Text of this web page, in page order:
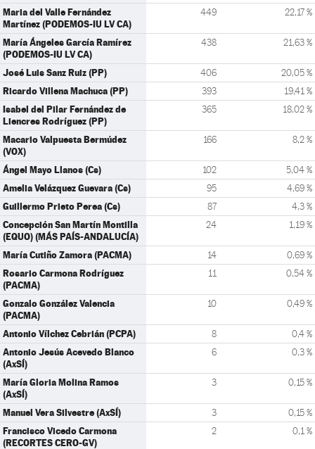
Maria del Valle Fernández
Martínez (PODEMOS-IU LV CA)
449 22,17 %
María Ángeles García Ramírez
(PODEMOS-IU LV CA)
438 21,63 %
José Luis Sanz Ruiz (PP) 406 20,05 %
Ricardo Villena Machuca (PP) 393 19,41 %
Isabel del Pilar Fernández de
Liencres Rodríguez (PP)
365 18,02 %
Macario Valpuesta Bermúdez
(VOX)
166 8,2 %
Ángel Mayo Llanos (Cs) 102 5,04 %
Amelia Velázquez Guevara (Cs) 95 4,69 %
Guillermo Prieto Perea (Cs) 87 4,3 %
Concepción San Martín Montilla
(EQUO) (MÁS PAÍS-ANDALUCÍA)
24 1,19 %
María Cutiño Zamora (PACMA) 14 0,69 %
Rosario Carmona Rodríguez
(PACMA)
11 0,54 %
Gonzalo González Valencia
(PACMA)
10 0,49 %
Antonio Vílchez Cebrián (PCPA) 8 0,4 %
Antonio Jesús Acevedo Blanco
(AxSÍ)
6 0,3 %
María Gloria Molina Ramos
(AxSÍ)
3 0,15 %
Manuel Vera Silvestre (AxSÍ) 3 0,15 %
Francisco Vicedo Carmona
(RECORTES CERO-GV)
2 0,1 %